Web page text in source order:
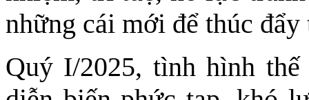
những cái mới để thúc
Quý I/2025, tình hình